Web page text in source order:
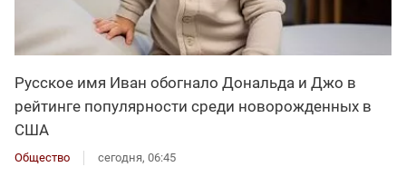
Русское имя Иван обогнало Дональда и Джо в
рейтинге популярности среди новорожденных в
США
Общество сегодня, 06:45